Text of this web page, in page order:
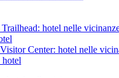
hotel nelle
Center: hotel nelle
hotel